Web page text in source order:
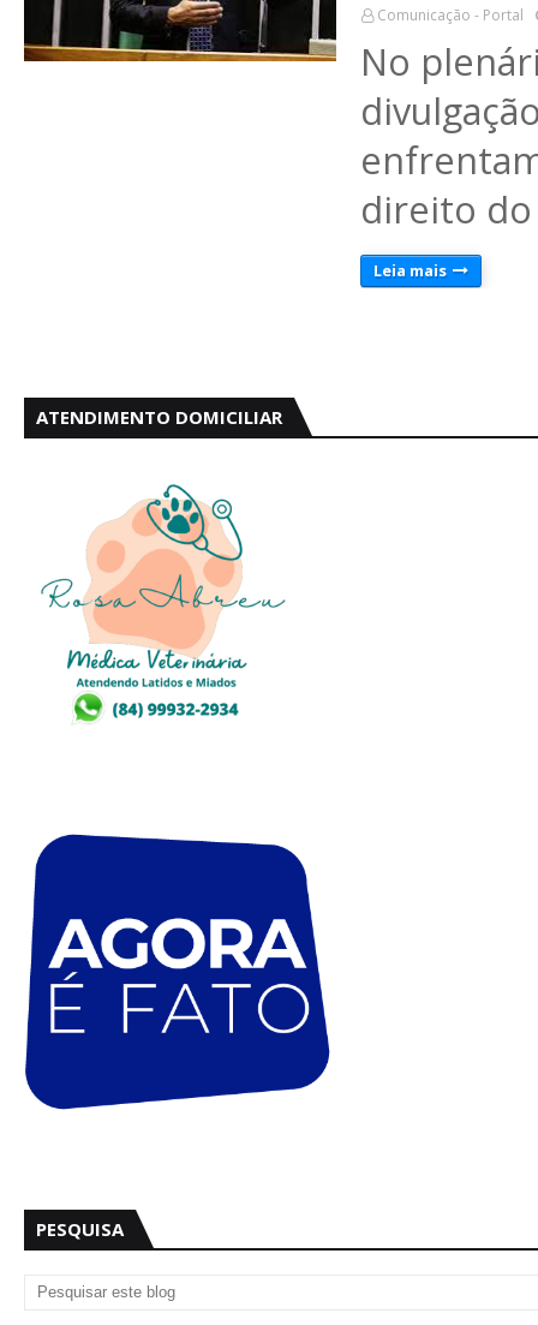
Comunicação - Portal
No
direito
Leia mais
ATENDIMENTO DOMICILIAR
PESQUISA